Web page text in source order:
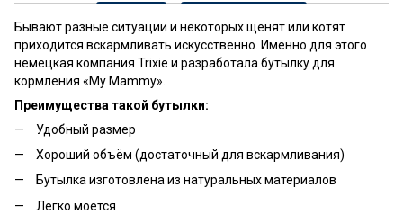
Бывают разные ситуации и некоторых щенят или котят
приходится вскармливать искусственно. Именно для этого
немецкая компания Trixie и разработала бутылку для
кормления «My Mammy».
Преимущества такой бутылки:
Удобный размер
Хороший объём (достаточный для вскармливания)
Бутылка изготовлена из натуральных материалов
Легко моется